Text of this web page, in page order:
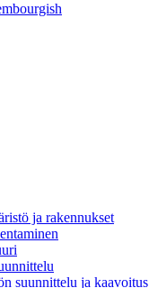
ja rakennukset
suunnittelu ja kaavoitus